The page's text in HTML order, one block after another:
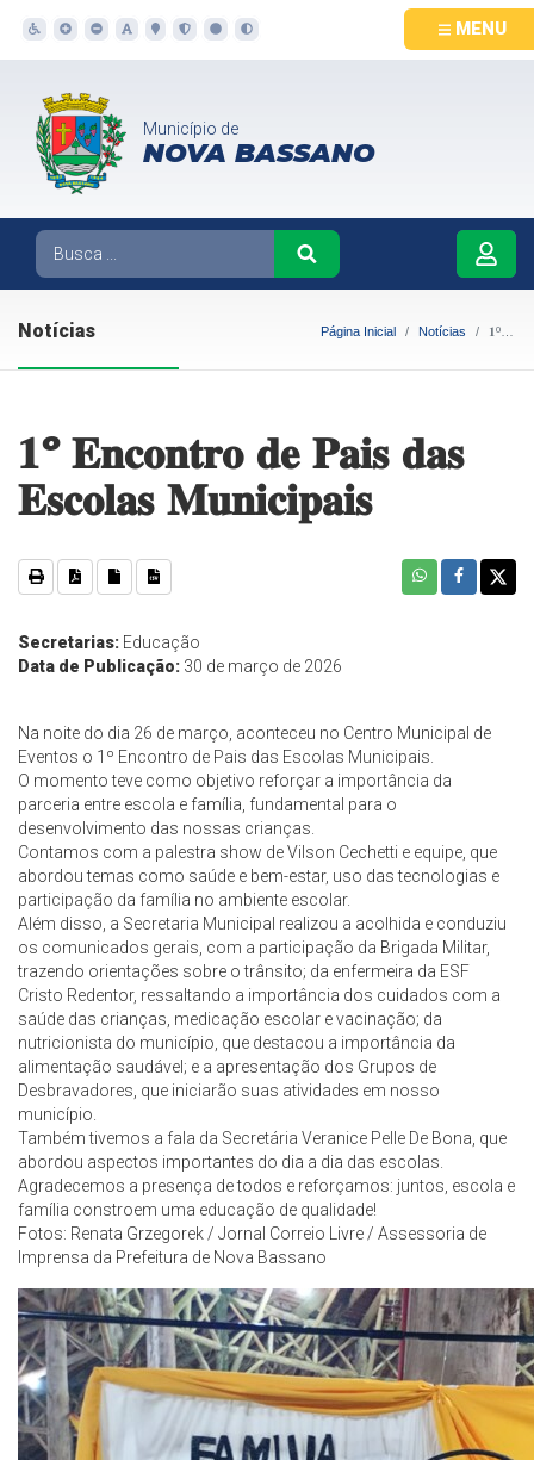
MENU
Município de
NOVA BASSANO
Notícias Página Inicial Notícias 𝟏º 𝐄𝐧𝐜𝐨𝐧𝐭𝐫𝐨 𝐝𝐞 𝐏𝐚𝐢𝐬 𝐝𝐚𝐬 𝐄𝐬𝐜𝐨𝐥𝐚𝐬 𝐌𝐮𝐧𝐢𝐜𝐢𝐩𝐚𝐢𝐬
𝟏º 𝐄𝐧𝐜𝐨𝐧𝐭𝐫𝐨 𝐝𝐞 𝐏𝐚𝐢𝐬 𝐝𝐚𝐬
𝐄𝐬𝐜𝐨𝐥𝐚𝐬 𝐌𝐮𝐧𝐢𝐜𝐢𝐩𝐚𝐢𝐬
Secretarias: Educação
Data de Publicação: 30 de março de 2026
Na noite do dia 26 de março, aconteceu no Centro Municipal de
Eventos o 1º Encontro de Pais das Escolas Municipais.
O momento teve como objetivo reforçar a importância da
parceria entre escola e família, fundamental para o
desenvolvimento das nossas crianças.
Contamos com a palestra show de Vilson Cechetti e equipe, que
abordou temas como saúde e bem-estar, uso das tecnologias e
participação da família no ambiente escolar.
Além disso, a Secretaria Municipal realizou a acolhida e conduziu
os comunicados gerais, com a participação da Brigada Militar,
trazendo orientações sobre o trânsito; da enfermeira da ESF
Cristo Redentor, ressaltando a importância dos cuidados com a
saúde das crianças, medicação escolar e vacinação; da
nutricionista do município, que destacou a importância da
alimentação saudável; e a apresentação dos Grupos de
Desbravadores, que iniciarão suas atividades em nosso
município.
Também tivemos a fala da Secretária Veranice Pelle De Bona, que
abordou aspectos importantes do dia a dia das escolas.
Agradecemos a presença de todos e reforçamos: juntos, escola e
família constroem uma educação de qualidade!
Fotos: Renata Grzegorek / Jornal Correio Livre / Assessoria de
Imprensa da Prefeitura de Nova Bassano